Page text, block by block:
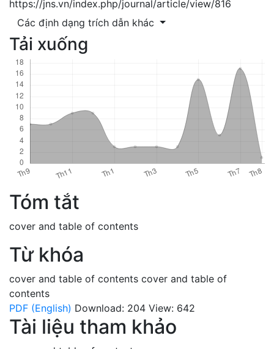
https://jns.vn/index.php/journal/article/view/816
Các định dạng trích dẫn khác
Tải xuống
Tóm tắt
cover and table of contents
Từ khóa
cover and table of contents cover and table of
contents
PDF (English) Download: 204 View: 642
Tài liệu tham khảo